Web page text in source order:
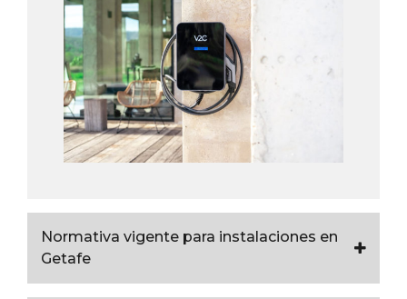
Normativa vigente para instalaciones en
Getafe
A continuación os detallamos un